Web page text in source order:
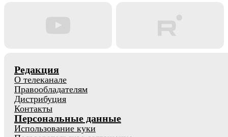
Редакция
О телеканале
Правообладателям
Дистрибуция
Контакты
Персональные данные
Использование куки